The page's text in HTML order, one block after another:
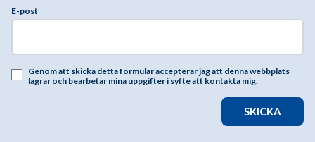
E-post
Genom att skicka detta formulär accepterar jag att denna webbplats
lagrar och bearbetar mina uppgifter i syfte att kontakta mig.
SKICKA